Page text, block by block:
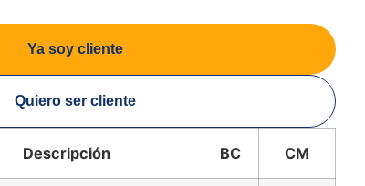
Ya soy cliente
Quiero ser cliente
Descripción BC CM